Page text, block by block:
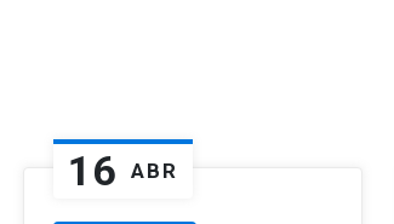
16 ABR